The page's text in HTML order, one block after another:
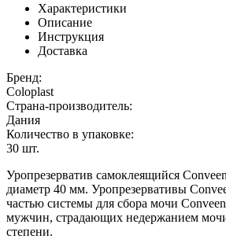
Характеристики
Описание
Инструкция
Доставка
Бренд:
Coloplast
Страна-производитель:
Дания
Количество в упаковке:
30 шт.
Уропрезерватив самоклеящийся
диаметр 40 мм. Уропрезервативы
частью системы для сбора мочи
мужчин, страдающих недержанием
степени.